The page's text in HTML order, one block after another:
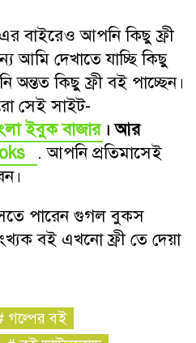
বাইরেও আপনি কিছু ফ্রী
আমি দেখাতে যাচ্ছি কিছু
অন্তত কিছু ফ্রী বই পাচ্ছেন।
সেই সাইট-
ইবুক বাজার । আর
. আপনি প্রতিমাসেই
পারেন গুগল বুকস
বই এখনো ফ্রী তে দেয়া
গল্পের বই